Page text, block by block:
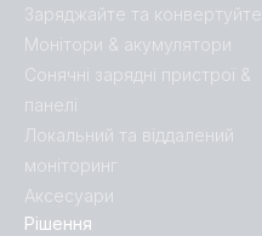
Заряджайте та конвертуйте
Монітори & акумулятори
Сонячні зарядні пристрої &
панелі
Локальний та віддалений
моніторинг
Аксесуари
Рішення